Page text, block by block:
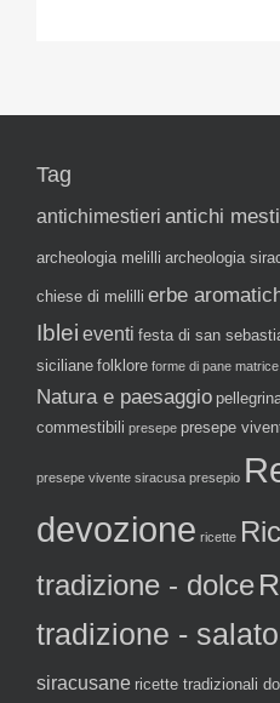
Tag
antichimestieri antichi
archeologia melilli archeologia
chiese di melilli erbe
Iblei eventi festa di san
siciliane folklore forme di pane matrice
Natura e paesaggio
commestibili presepe presepe
presepe vivente siracusa presepio
devozione ricette
tradizione - dolce
tradizione - salato
siracusane ricette tradizionali